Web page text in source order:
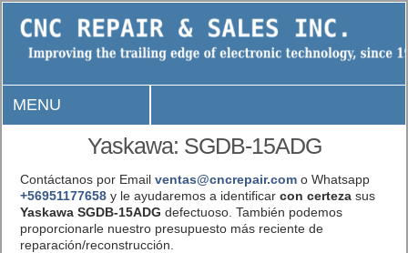
MENU
Yaskawa: SGDB-15ADG
Contáctanos por Email ventas@cncrepair.como Whatsapp
+56951177658y le ayudaremos a identificar con certezasus
Yaskawa SGDB-15ADG defectuoso. También podemos
proporcionarle nuestro presupuesto más reciente de
reparación/reconstrucción.